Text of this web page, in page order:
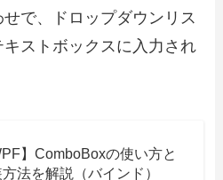
で、ドロップダウンリス
キストボックスに入力され
】ComboBoxの使い方と
法を解説（バインド）